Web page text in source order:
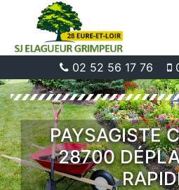
02 52 56 17 76
PAYSAGISTE
28700